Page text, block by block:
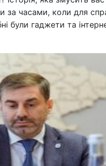
за часами, коли для
були гаджети та